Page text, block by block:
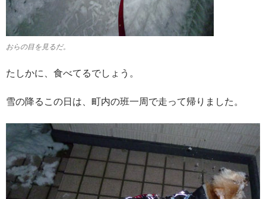
おらの目を見るだ。
たしかに、食べてるでしょう。
雪の降るこの日は、町内の班一周で走って帰りました。